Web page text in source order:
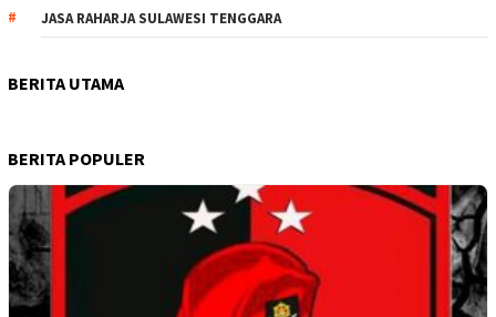
JASA RAHARJA SULAWESI TENGGARA
BERITA UTAMA
BERITA POPULER